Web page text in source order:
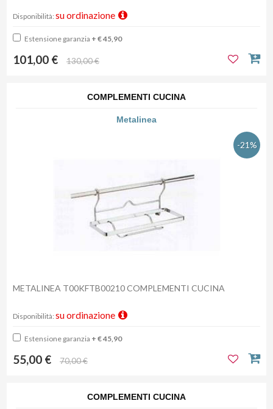
Disponibilità: su ordinazione
Estensione garanzia + € 45,90
101,00 € 130,00 €
COMPLEMENTI CUCINA
Metalinea
-21%
METALINEA T00KFTB00210 COMPLEMENTI CUCINA
Disponibilità: su ordinazione
Estensione garanzia + € 45,90
55,00 € 70,00 €
COMPLEMENTI CUCINA